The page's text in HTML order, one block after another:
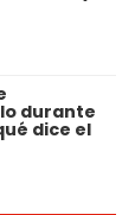
durante
dice el